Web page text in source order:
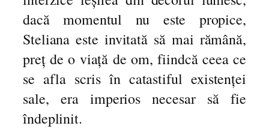
dacă momentul nu este propice,
Steliana este invitată să mai rămână,
preț de o viață de om, fiindcă ceea ce
se afla scris în catastiful existenței
sale, era imperios necesar să fie
îndeplinit.